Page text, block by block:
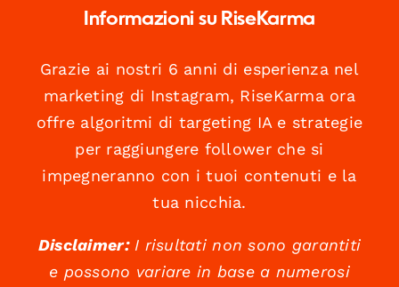
Informazioni su RiseKarma
Grazie ai nostri 6 anni di esperienza nel
marketing di Instagram, RiseKarma ora
offre algoritmi di targeting IA e strategie
per raggiungere follower che si
impegneranno con i tuoi contenuti e la
tua nicchia.
Disclaimer:I risultati non sono garantiti
e possono variare in base a numerosi